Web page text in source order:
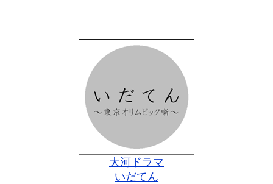
大河ドラマ
いだてん